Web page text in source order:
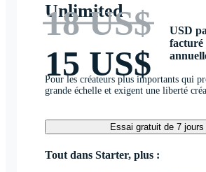
Unlimited
18 US$
15 US$
USD
facturé
Pour les créateurs plus importants qui
grande échelle et exigent une liberté
Essai gratuit de 7 jours
Tout dans Starter, plus :